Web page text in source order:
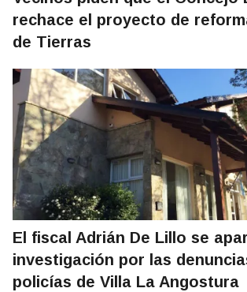
rechace el proyecto de
de Tierras
El fiscal Adrián De Lillo se
investigación por las
policías de Villa La Angostura